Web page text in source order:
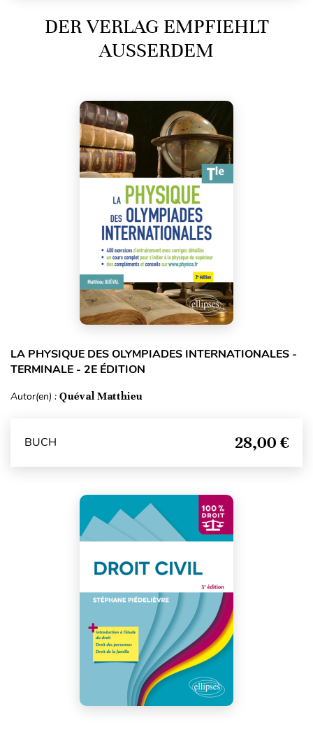
DER VERLAG EMPFIEHLT
AUSSERDEM
LA PHYSIQUE DES OLYMPIADES INTERNATIONALES -
TERMINALE - 2E ÉDITION
Autor(en) : Quéval Matthieu
BUCH 28,00 €